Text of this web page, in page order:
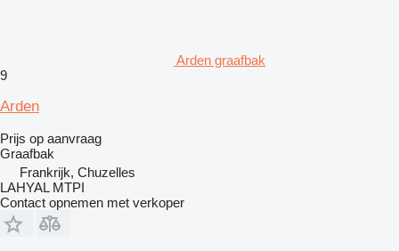
Arden graafbak
9
Arden
Prijs op aanvraag
Graafbak
Frankrijk, Chuzelles
LAHYAL MTPI
Contact opnemen met verkoper